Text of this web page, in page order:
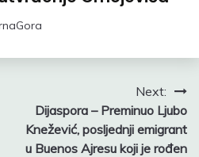
Next:
Dijaspora – Preminuo Ljubo
Knežević, posljednji emigrant
u Buenos Ajresu koji je rođen